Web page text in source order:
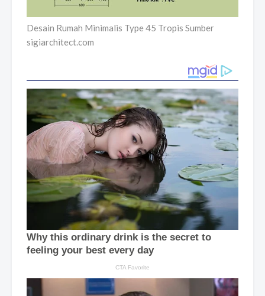
Desain Rumah Minimalis Type 45 Tropis Sumber
sigiarchitect.com